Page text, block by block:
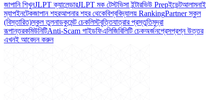
জাপানি শিখুনJLPT ক্যালেন্ডারJLPT মক টেস্টভিসা ইন্টারভিউ Prepইভেন্টআলামনাই
ম্যাপইনটেকজাপান শহরআপনার শহর থেকেবিশ্ববিদ্যালয় RankingPartner স্কুল
(বিস্তারিত)স্কুল তুলনাডকুমেন্ট চেকলিস্টবৃত্তিযাত্রার প্রস্তুতিমুদ্রা
রূপান্তরকমিউনিটিAnti-Scam গাইডফিএলিজিবিলিটি চেকঅর্জনপ্রেসপ্রশ্ন উত্তর
এখনই আবেদন করুন